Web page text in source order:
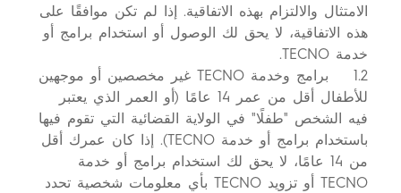
الامتثال والالتزام بهذه الاتفاقية. إذا لم تكن موافقًا على
هذه الاتفاقية، لا يحق لك الوصول أو استخدام برامج أو
خدمة TECNO.
1.2 برامج وخدمة TECNO غير مخصصين أو موجهين
للأطفال أقل من عمر 14 عامًا (أو العمر الذي يعتبر
فيه الشخص "طفلًا" في الولاية القضائية التي تقوم فيها
باستخدام برامج أو خدمة TECNO). إذا كان عمرك أقل
من 14 عامًا، لا يحق لك استخدام برامج أو خدمة
TECNO أو تزويد TECNO بأي معلومات شخصية تحدد